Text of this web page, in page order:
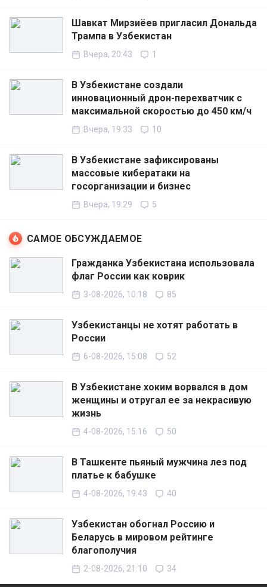
Шавкат Мирзиёев пригласил Дональда
Трампа в Узбекистан
Вчера, 20:43 1
В Узбекистане создали
инновационный дрон-перехватчик с
максимальной скоростью до 450 км/ч
Вчера, 19:33 10
В Узбекистане зафиксированы
массовые кибератаки на
госорганизации и бизнес
Вчера, 19:29 5
САМОЕ ОБСУЖДАЕМОЕ
Гражданка Узбекистана использовала
флаг России как коврик
3-08-2026, 10:18 85
Узбекистанцы не хотят работать в
России
6-08-2026, 15:08 52
В Узбекистане хоким ворвался в дом
женщины и отругал ее за некрасивую
жизнь
4-08-2026, 15:16 50
В Ташкенте пьяный мужчина лез под
платье к бабушке
4-08-2026, 19:43 40
Узбекистан обогнал Россию и
Беларусь в мировом рейтинге
благополучия
2-08-2026, 21:10 34